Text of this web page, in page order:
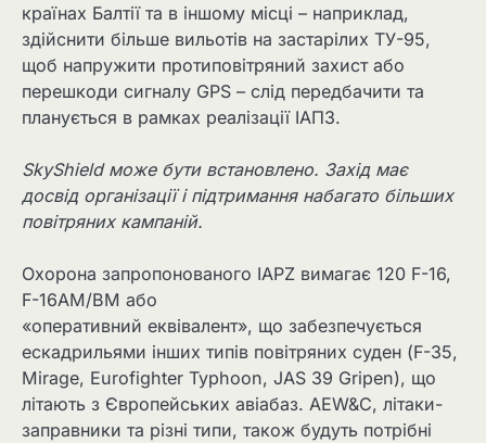
країнах Балтії та в іншому місці – наприклад,
здійснити більше вильотів на застарілих ТУ-95,
щоб напружити протиповітряний захист або
перешкоди сигналу GPS – слід передбачити та
планується в рамках реалізації ІАПЗ.
SkyShield може бути встановлено. Захід має
досвід організації і підтримання набагато більших
повітряних кампаній.
Охорона запропонованого IAPZ вимагає 120 F-16,
F-16AM/BM або
«оперативний еквівалент», що забезпечується
ескадрильями інших типів повітряних суден (F-35,
Mirage, Eurofighter Typhoon, JAS 39 Gripen), що
літають з Європейських авіабаз. AEW&C, літаки-
заправники та різні типи, також будуть потрібні